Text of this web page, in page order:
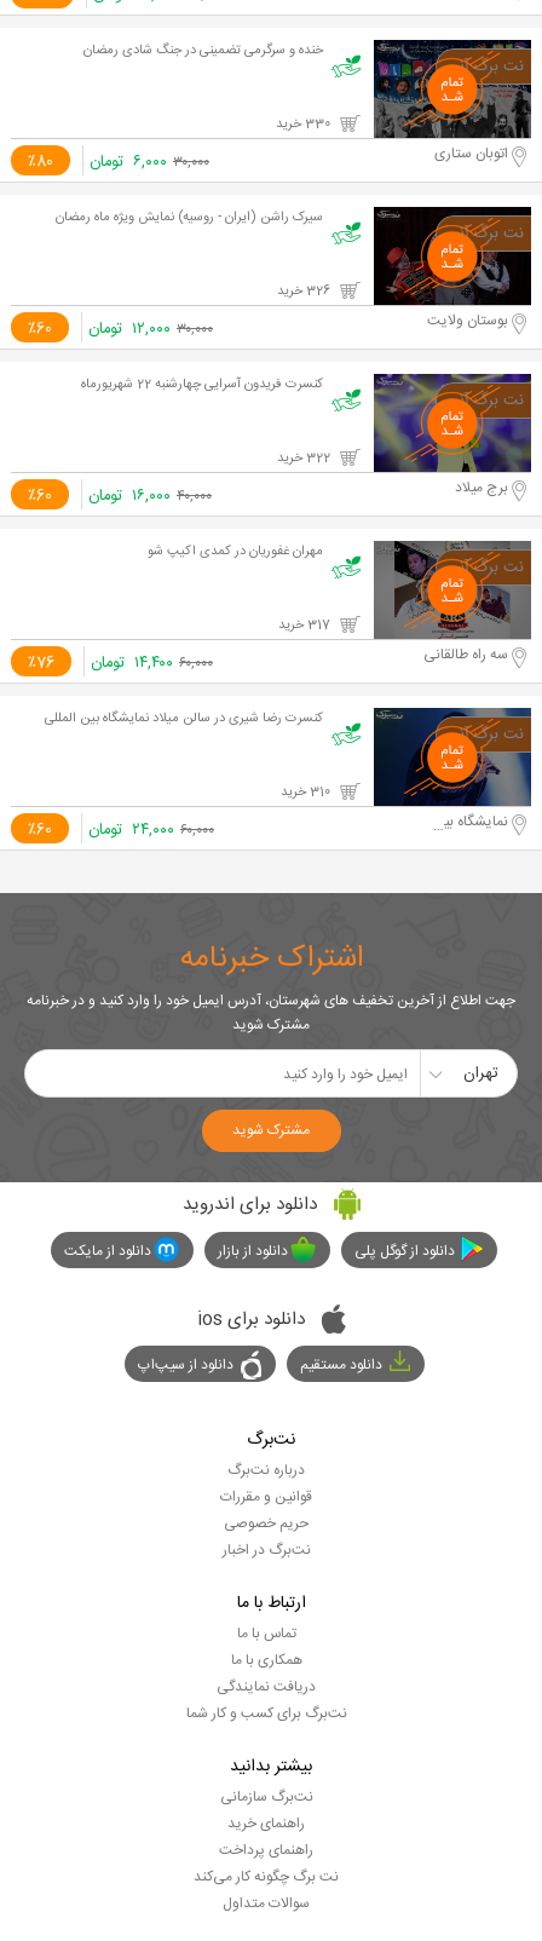
خنده و سرگرمی تضمینی در جنگ شادی رمضان
٪80 اتوبان ستاری ۳۰,۰۰۰ ۶,۰۰۰ تومان
سیرک راشن (ایران - روسیه) نمایش ویژه ماه رمضان
٪60 بوستان ولایت ۳۰,۰۰۰ ۱۲,۰۰۰ تومان
کنسرت فریدون آسرایی چهارشنبه 22 شهریورماه
٪60 برج میلاد ۴۰,۰۰۰ ۱۶,۰۰۰ تومان
مهران غفوریان در کمدی اکیپ شو
٪76 سه راه طالقانی ۶۰,۰۰۰ ۱۴,۴۰۰ تومان
کنسرت رضا شیری در سالن میلاد نمایشگاه بین المللی
٪60 نمایشگاه بین المللی ۶۰,۰۰۰ ۲۴,۰۰۰ تومان
اشتراک خبرنامه
جهت اطلاع از آخرین تخفیف های شهرستان، آدرس ایمیل خود را وارد کنید و در خبرنامه
مشترک شوید
تهران
مشترک شوید
دانلود برای اندروید
دانلود از گوگل پلی دانلود از بازار دانلود از مایکت
دانلود برای ios
دانلود مستقیم دانلود از سیپ‌اپ
نت‌برگ
درباره نت‌برگ
قوانین و مقررات
حریم خصوصی
نت‌برگ در اخبار
ارتباط با ما
تماس با ما
همکاری با ما
دریافت نمایندگی
نت‌برگ برای کسب و کار شما
بیشتر بدانید
نت‌برگ سازمانی
راهنمای خرید
راهنمای پرداخت
نت برگ چگونه کار می‌کند
سوالات متداول